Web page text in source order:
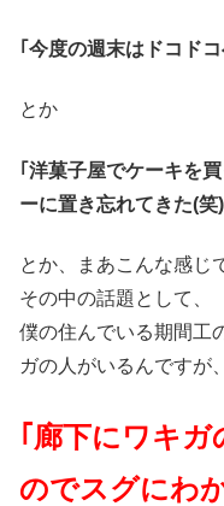
｢今度の週末はドコド
とか
｢洋菓子屋でケーキを
ーに置き忘れてきた(笑
とか、まあこんな感じ
その中の話題として、
僕の住んでいる期間工
ガの人がいるんですが
｢廊下にワキ
のでスグにわ